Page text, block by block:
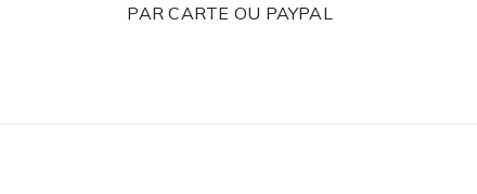
PAR CARTE OU PAYPAL